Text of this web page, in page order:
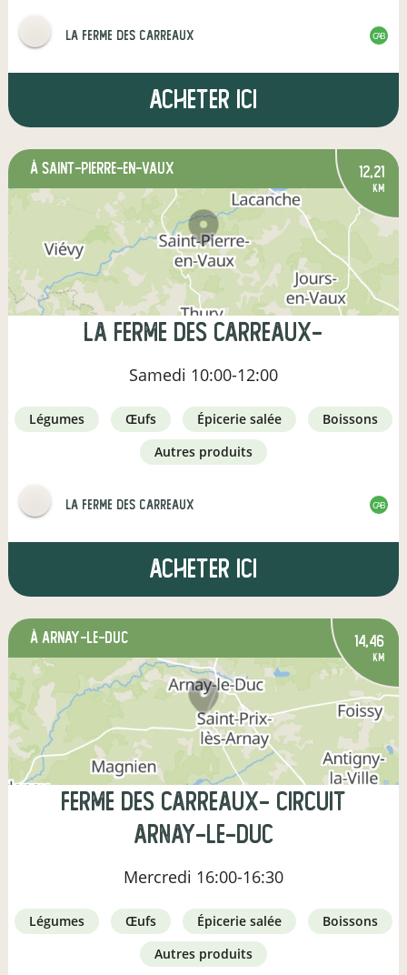
La Ferme des Carreaux CAB
Acheter ici
à Saint-Pierre-en-Vaux 12,21
km
La Ferme des Carreaux-
Samedi 10:00-12:00
légumes œufs épicerie salée
boissons
autres produits
La Ferme des Carreaux CAB
Acheter ici
à Arnay-le-Duc 14,46
km
Ferme des Carreaux- Circuit
Arnay-le-Duc
Mercredi 16:00-16:30
légumes œufs épicerie salée
boissons
autres produits